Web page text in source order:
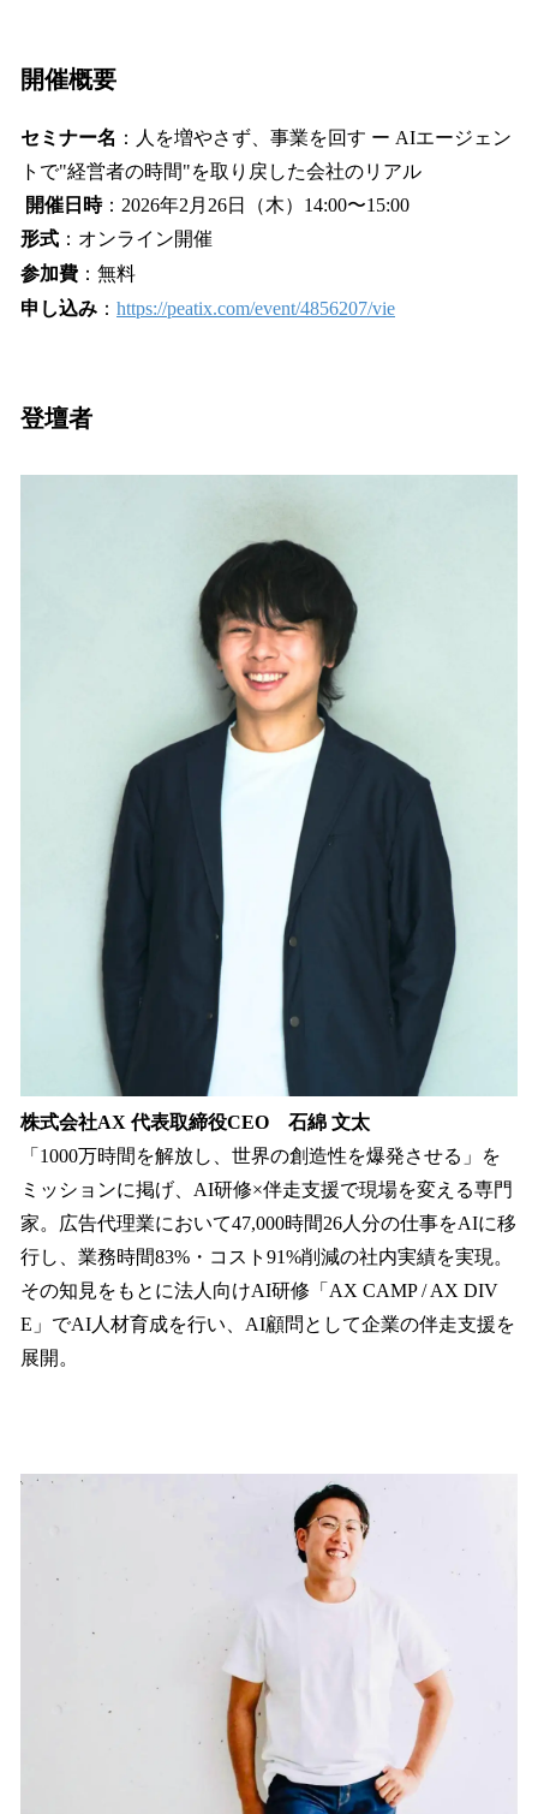
開催概要
セミナー名 ：人を増やさず、事業を回す ー AIエージェン
トで"経営者の時間"を取り戻した会社のリアル
開催日時：2026年2月26日（木）14:00〜15:00
形式 ：オンライン開催
参加費 ：無料
申し込み ： https://peatix.com/event/4856207/vie
登壇者
株式会社AX 代表取締役CEO 石綿 文太
「1000万時間を解放し、世界の創造性を爆発させる」を
ミッションに掲げ、AI研修×伴走支援で現場を変える専門
家。広告代理業において47,000時間26人分の仕事をAIに移
行し、業務時間83%・コスト91%削減の社内実績を実現。
その知見をもとに法人向けAI研修「AX CAMP / AX DIV
E」でAI人材育成を行い、AI顧問として企業の伴走支援を
展開。